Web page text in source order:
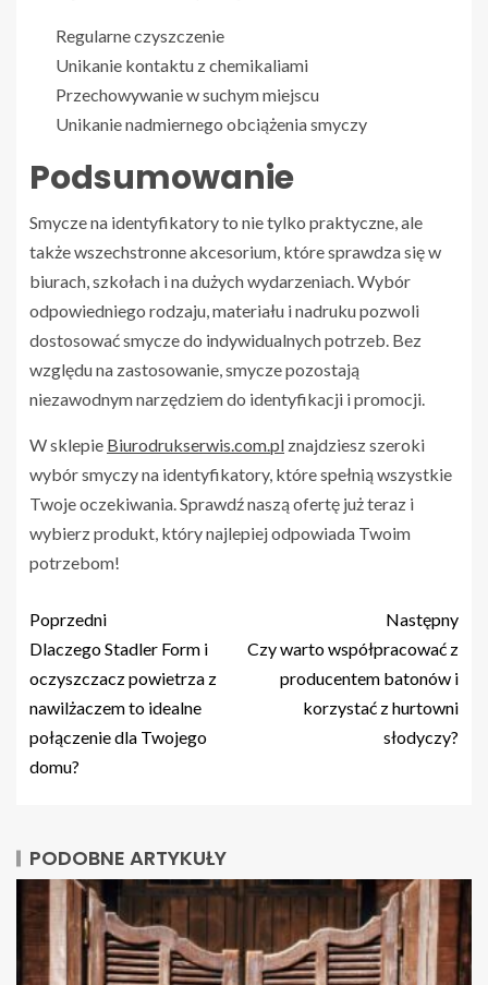
Regularne czyszczenie
Unikanie kontaktu z chemikaliami
Przechowywanie w suchym miejscu
Unikanie nadmiernego obciążenia smyczy
Podsumowanie
Smycze na identyfikatory to nie tylko praktyczne, ale
także wszechstronne akcesorium, które sprawdza się w
biurach, szkołach i na dużych wydarzeniach. Wybór
odpowiedniego rodzaju, materiału i nadruku pozwoli
dostosować smycze do indywidualnych potrzeb. Bez
względu na zastosowanie, smycze pozostają
niezawodnym narzędziem do identyfikacji i promocji.
W sklepie Biurodrukserwis.com.pl znajdziesz szeroki
wybór smyczy na identyfikatory, które spełnią wszystkie
Twoje oczekiwania. Sprawdź naszą ofertę już teraz i
wybierz produkt, który najlepiej odpowiada Twoim
potrzebom!
Poprzedni
Dlaczego Stadler Form i
oczyszczacz powietrza z
nawilżaczem to idealne
połączenie dla Twojego
domu?
Następny
Czy warto współpracować z
producentem batonów i
korzystać z hurtowni
słodyczy?
PODOBNE ARTYKUŁY